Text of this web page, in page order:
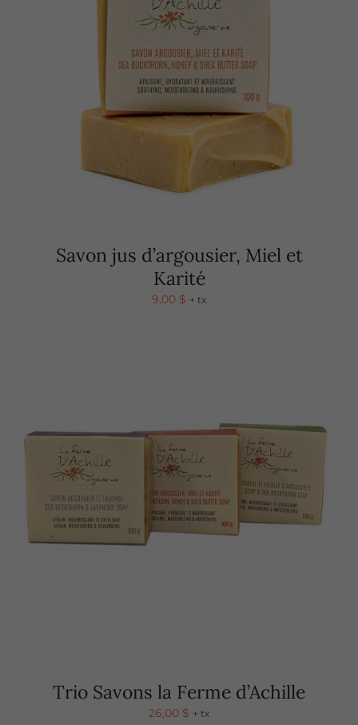
Savon jus d’argousier, Miel et
Karité
9,00 $ + tx
Trio Savons la Ferme d’Achille
26,00 $ + tx